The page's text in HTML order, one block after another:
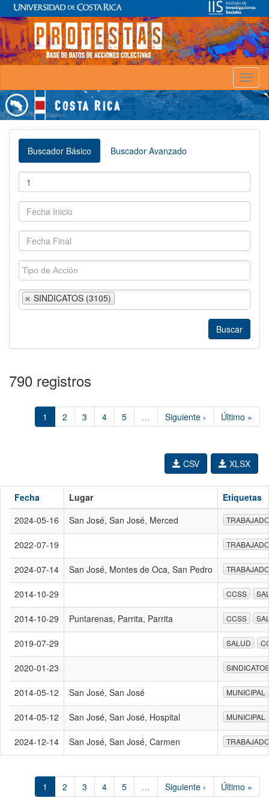
Buscador Básico Buscador Avanzado
SINDICATOS (3105)
790 registros
1 2 3 4 5 … Siguiente › Último »
XLSX
CSV
Fecha Lugar
Etiquetas
2024-05-16
San José, San José, Merced
2022-07-19
2024-07-14 San José, Montes de Oca, San Pedro
2014-10-29 CCSS
2014-10-29 Puntarenas, Parrita, Parrita CCSS
2019-07-29 SALUD
2020-01-23 SINDICATOS
2014-05-12 San José, San José MUNICIPAL
2014-05-12 San José, San José, Hospital MUNICIPAL
2024-12-14 San José, San José, Carmen
1 2 3 4 5 … Siguiente › Último »